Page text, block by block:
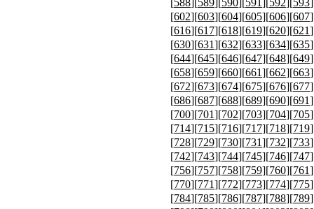
[602][603][604][605][606][607
[616][617][618][619][620][621
[630][631][632][633][634][635
[644][645][646][647][648][649
[658][659][660][661][662][663
[672][673][674][675][676][677
[686][687][688][689][690][691
[700][701][702][703][704][705
[714][715][716][717][718][719
[728][729][730][731][732][733
[742][743][744][745][746][747
[756][757][758][759][760][761
[770][771][772][773][774][775
[784][785][786][787][788][789